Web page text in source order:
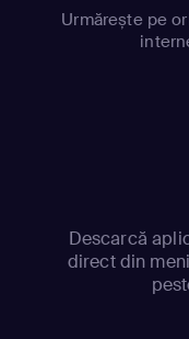
Urmărește pe
Descarcă
direct din